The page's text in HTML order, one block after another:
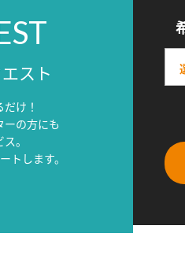
スト
け！
ーの方にも
。
トします。